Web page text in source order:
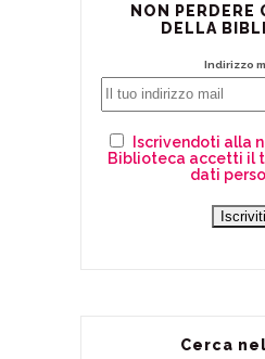
NON PERDERE
DELLA
Indirizzo
Iscrivendoti alla
Biblioteca accetti il
dati
Cerca